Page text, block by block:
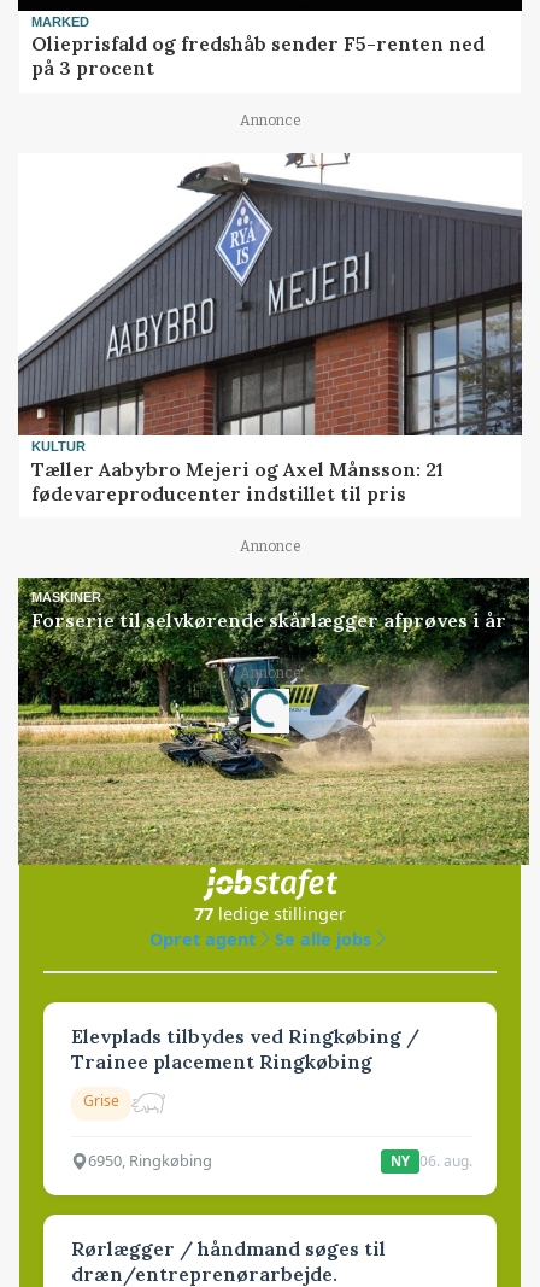
MARKED
Olieprisfald og fredshåb sender F5-renten ned
på 3 procent
Annonce
KULTUR
Tæller Aabybro Mejeri og Axel Månsson: 21
fødevareproducenter indstillet til pris
Annonce
MASKINER
Forserie til selvkørende skårlægger afprøves i år
Annonce
Loading...
Jobs
i samarbejde med
77 ledige stillinger
Opret agent
Se alle jobs
Elevplads tilbydes ved Ringkøbing /
Trainee placement Ringkøbing
Grise
6950, Ringkøbing NY 06. aug.
Rørlægger / håndmand søges til
dræn/entreprenørarbejde.